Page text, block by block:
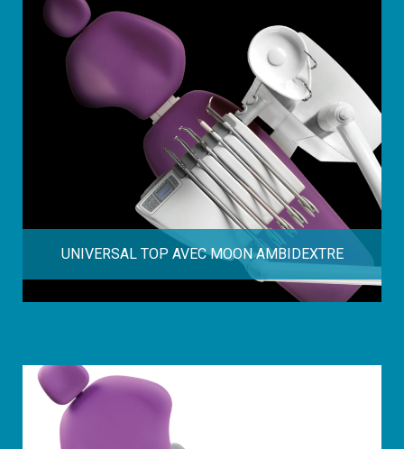
UNIVERSAL TOP AVEC MOON AMBIDEXTRE